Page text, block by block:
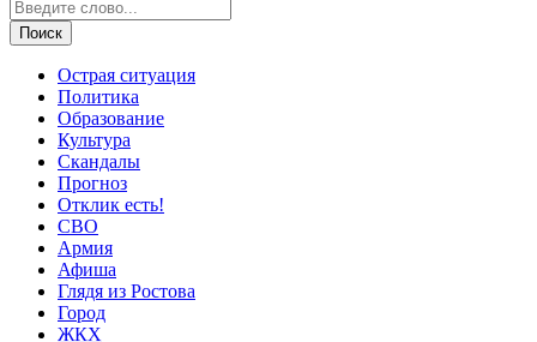
Острая ситуация
Политика
Образование
Культура
Скандалы
Прогноз
Отклик есть!
СВО
Армия
Афиша
Глядя из Ростова
Город
ЖКХ